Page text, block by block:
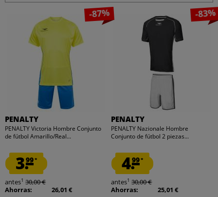
-87%
PENALTY
PENALTY Victoria Hombre Conjunto
de fútbol Amarillo/Real...
3.99*
antes1 30,00 €
Ahorras:
26,01 €
-83%
PENALTY
PENALTY Nazionale Hombre
Conjunto de fútbol 2 piezas...
4.99*
antes1 30,00 €
Ahorras:
25,01 €